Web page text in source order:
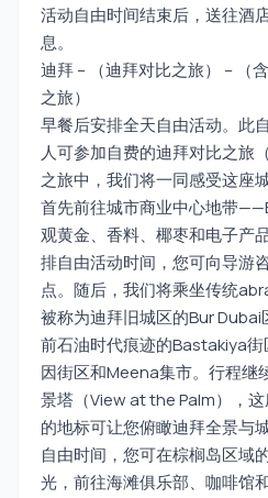
活动自由时间结束后，送往酒
息。
迪拜 – （迪拜对比之旅） – （
之旅）
早餐后安排全天自由活动。此
人可参加自费的迪拜对比之旅
之旅中，我们将一同感受这座
首先前往城市商业中心地带
观黄金、香料、椰枣和电子产
排自由活动时间，您可向导游
点。随后，我们将乘坐传统
被称为迪拜旧城区的Bur
前石油时代痕迹的Bastakiya
因街区和Meena集市。行程继
景塔（View at the Palm），
的地标可让您俯瞰迪拜全景与
自由时间，您可在棕榈岛区域
光，前往海滩俱乐部、咖啡馆